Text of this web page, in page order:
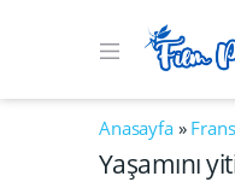
Anasayfa»
Yaşamını